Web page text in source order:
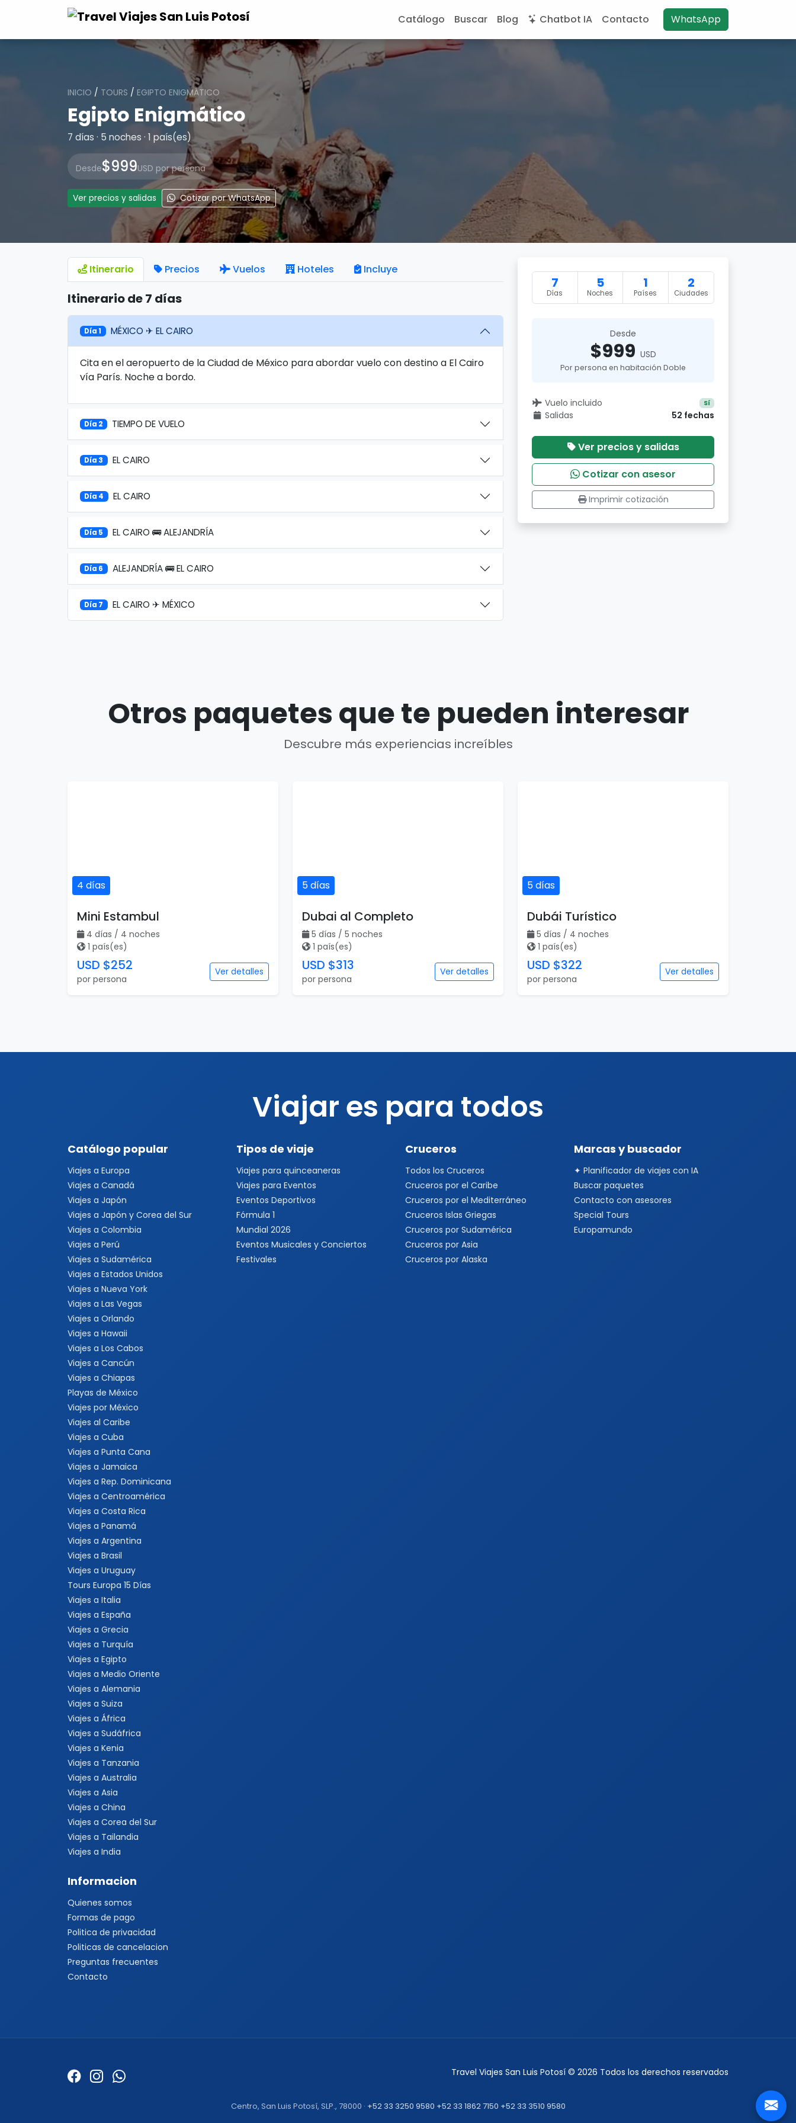
Catálogo Buscar Blog Chatbot IA Contacto WhatsApp
INICIO / TOURS / EGIPTO ENIGMÁTICO
Egipto Enigmático
7 días · 5 noches · 1 país(es)
Desde$999USD por persona
Ver precios y salidas Cotizar por WhatsApp
Itinerario Precios Vuelos Hoteles Incluye
Itinerario de 7 días
Día 1 MÉXICO ✈ EL CAIRO
Cita en el aeropuerto de la Ciudad de México para abordar vuelo con destino a El Cairo
vía París. Noche a bordo.
Día 2 TIEMPO DE VUELO
Día 3 EL CAIRO
Día 4 EL CAIRO
Día 5 EL CAIRO 🚌 ALEJANDRÍA
Día 6 ALEJANDRÍA 🚌 EL CAIRO
Día 7 EL CAIRO ✈ MÉXICO
7
Días
5
Noches
1
Países
2
Ciudades
Desde
$999 USD
Por persona en habitación Doble
Vuelo incluido Sí
Salidas 52 fechas
Ver precios y salidas
Cotizar con asesor
Imprimir cotización
Otros paquetes que te pueden interesar
Descubre más experiencias increíbles
4 días
Mini Estambul
4 días / 4 noches
1 país(es)
USD $252
por persona
Ver detalles
5 días
Dubai al Completo
5 días / 5 noches
1 país(es)
USD $313
por persona
Ver detalles
5 días
Dubái Turístico
5 días / 4 noches
1 país(es)
USD $322
por persona
Ver detalles
Viajar es para todos
Catálogo popular
Viajes a Europa
Viajes a Canadá
Viajes a Japón
Viajes a Japón y Corea del Sur
Viajes a Colombia
Viajes a Perú
Viajes a Sudamérica
Viajes a Estados Unidos
Viajes a Nueva York
Viajes a Las Vegas
Viajes a Orlando
Viajes a Hawaii
Viajes a Los Cabos
Viajes a Cancún
Viajes a Chiapas
Playas de México
Viajes por México
Viajes al Caribe
Viajes a Cuba
Viajes a Punta Cana
Viajes a Jamaica
Viajes a Rep. Dominicana
Viajes a Centroamérica
Viajes a Costa Rica
Viajes a Panamá
Viajes a Argentina
Viajes a Brasil
Viajes a Uruguay
Tours Europa 15 Días
Viajes a Italia
Viajes a España
Viajes a Grecia
Viajes a Turquía
Viajes a Egipto
Viajes a Medio Oriente
Viajes a Alemania
Viajes a Suiza
Viajes a África
Viajes a Sudáfrica
Viajes a Kenia
Viajes a Tanzania
Viajes a Australia
Viajes a Asia
Viajes a China
Viajes a Corea del Sur
Viajes a Tailandia
Viajes a India
Tipos de viaje
Viajes para quinceaneras
Viajes para Eventos
Eventos Deportivos
Fórmula 1
Mundial 2026
Eventos Musicales y Conciertos
Festivales
Cruceros
Todos los Cruceros
Cruceros por el Caribe
Cruceros por el Mediterráneo
Cruceros Islas Griegas
Cruceros por Sudamérica
Cruceros por Asia
Cruceros por Alaska
Marcas y buscador
✦ Planificador de viajes con IA
Buscar paquetes
Contacto con asesores
Special Tours
Europamundo
Informacion
Quienes somos
Formas de pago
Politica de privacidad
Politicas de cancelacion
Preguntas frecuentes
Contacto
Travel Viajes San Luis Potosí © 2026 Todos los derechos reservados
Centro, San Luis Potosí, SLP., 78000 · +52 33 3250 9580 +52 33 1862 7150 +52 33 3510 9580